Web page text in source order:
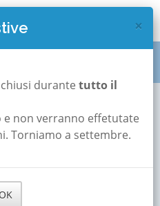
a
×
durante tutto il
e non verranno effetutate
Torniamo a settembre.